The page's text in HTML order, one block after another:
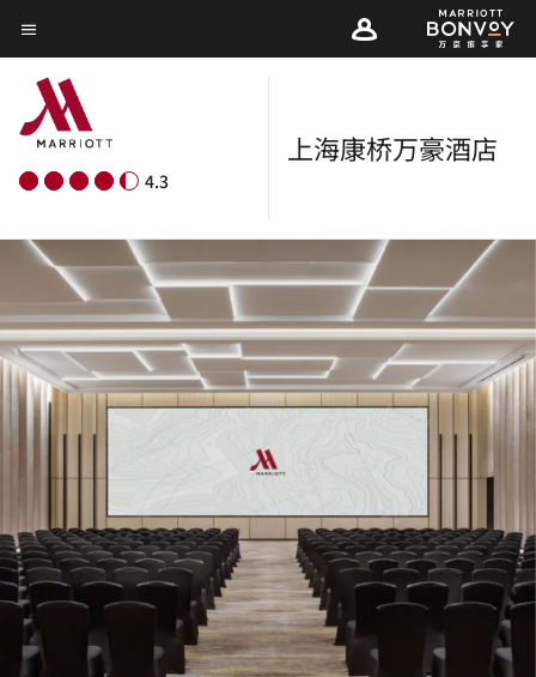
Skip
to
main
content
菜单文本
4.3
上海康桥万豪酒店